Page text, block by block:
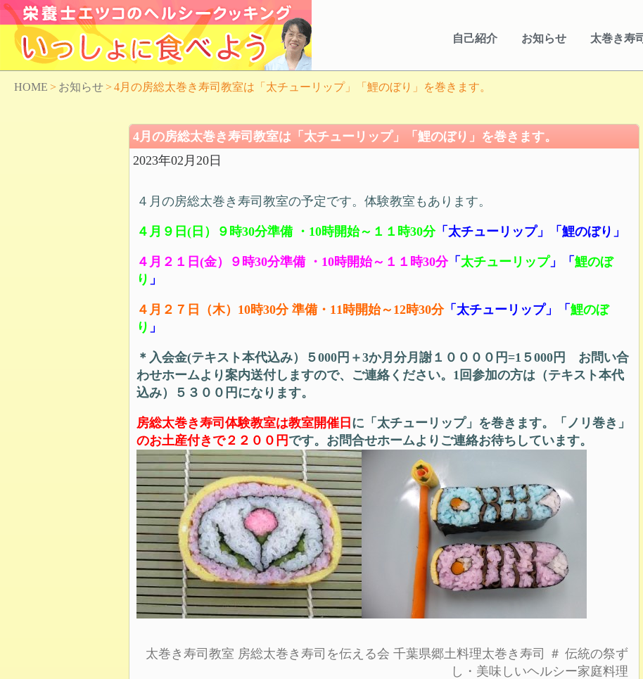
自己紹介 お知らせ 太巻き寿
HOME > お知らせ>4月の房総太巻き寿司教室は「太チューリップ」「鯉のぼり」を巻きます。
4月の房総太巻き寿司教室は「太チューリップ」「鯉のぼり」を巻きます。
2023年02月20日
４月の房総太巻き寿司教室の予定です。体験教室もあります。
４月９日(日）９時30分準備 ・10時開始～１１時30分「太チューリップ」「鯉のぼり」
４ 月２１ 日(金）９時30分準備 ・10時開始～１１時30分「 太チューリップ」「 鯉のぼ
り 」
４月２７日（木）10時30分 準備・11時開始～12時30分「太チューリップ」「 鯉のぼ
り 」
＊入会金(テキスト本代込み）５000円＋3か月分月謝１００００円=1５000円 お問い合
わせホームより案内送付しますので、ご連絡ください。1回参加の方は（テキスト本代
込み）５３００円になります。
房総太巻き寿司体験教室は教室開催日 に「太チューリップ」を巻きます。「ノリ巻き」
のお土産付きで２２００円 です。お問合せホームよりご連絡お待ちしています。
太巻き寿司教室 房総太巻き寿司を伝える会 千葉県郷土料理太巻き寿司
＃ 伝統の祭ず
し・美味しいヘルシー家庭料理